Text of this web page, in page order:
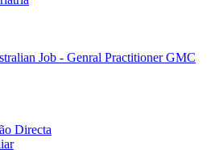
Job - Genral Practitioner GMC
Directa